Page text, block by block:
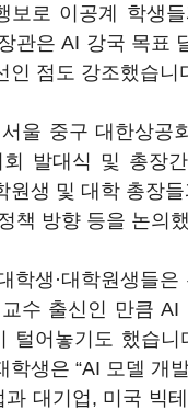
로 이공계 학생들
관은 AI 강국 목표
인 점도 강조했습니
울 중구 대한상공
회 발대식 및 총장
원생 및 대학 총장들
책 방향 등을 논의
학생·대학원생들
수 출신인 만큼 AI
털어놓기도 했습니
학생은 “AI 모델 개
대기업, 미국 빅